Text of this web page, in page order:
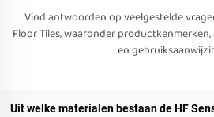
Vind antwoorden op veelgestelde
Floor Tiles, waaronder
en
Uit welke materialen bestaan de HF